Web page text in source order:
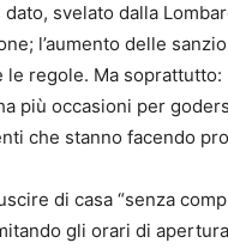
svelato dalla
l’aumento delle
regole. Ma
più occasioni per
che stanno facendo
di casa “senza
gli orari di